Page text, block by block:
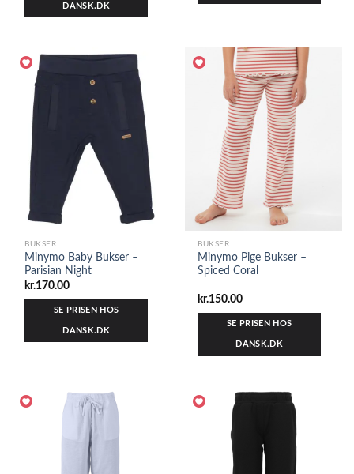
DANSK.DK
BUKSER
Minymo Baby Bukser –
Parisian Night
kr.170.00
SE PRISEN HOS
DANSK.DK
BUKSER
Minymo Pige Bukser –
Spiced Coral
kr.150.00
SE PRISEN HOS
DANSK.DK